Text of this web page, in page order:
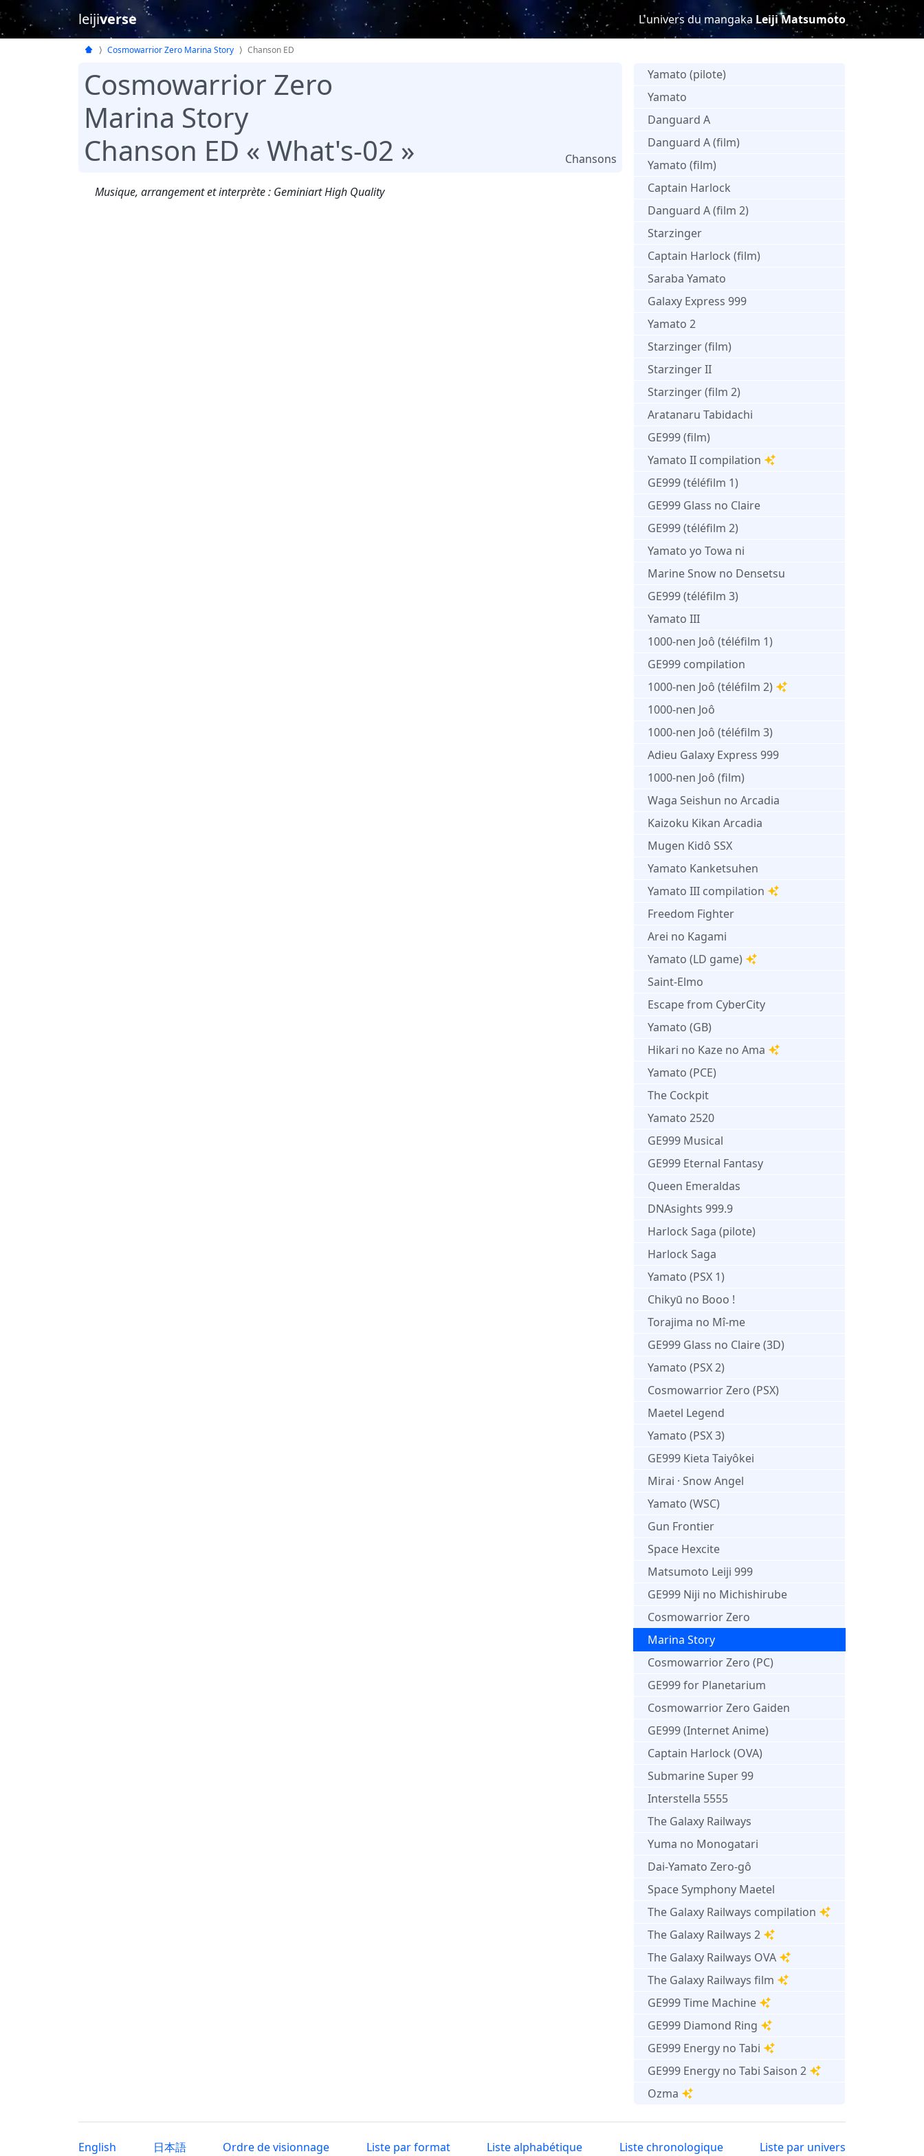
leijiverse L'univers du mangakaLeiji Matsumoto
Cosmowarrior Zero Marina Story Chanson ED
Cosmowarrior Zero
Marina Story
Chanson ED « What's-02 »
Chansons
Musique, arrangement et interprète : Geminiart High Quality
Yamato (pilote)
Yamato
Danguard A
Danguard A (film)
Yamato (film)
Captain Harlock
Danguard A (film 2)
Starzinger
Captain Harlock (film)
Saraba Yamato
Galaxy Express 999
Yamato 2
Starzinger (film)
Starzinger II
Starzinger (film 2)
Aratanaru Tabidachi
GE999 (film)
Yamato II compilation
GE999 (téléfilm 1)
GE999 Glass no Claire
GE999 (téléfilm 2)
Yamato yo Towa ni
Marine Snow no Densetsu
GE999 (téléfilm 3)
Yamato III
1000-nen Joô (téléfilm 1)
GE999 compilation
1000-nen Joô (téléfilm 2)
1000-nen Joô
1000-nen Joô (téléfilm 3)
Adieu Galaxy Express 999
1000-nen Joô (film)
Waga Seishun no Arcadia
Kaizoku Kikan Arcadia
Mugen Kidô SSX
Yamato Kanketsuhen
Yamato III compilation
Freedom Fighter
Arei no Kagami
Yamato (LD game)
Saint-Elmo
Escape from CyberCity
Yamato (GB)
Hikari no Kaze no Ama
Yamato (PCE)
The Cockpit
Yamato 2520
GE999 Musical
GE999 Eternal Fantasy
Queen Emeraldas
DNAsights 999.9
Harlock Saga (pilote)
Harlock Saga
Yamato (PSX 1)
Chikyū no Booo !
Torajima no Mî-me
GE999 Glass no Claire (3D)
Yamato (PSX 2)
Cosmowarrior Zero (PSX)
Maetel Legend
Yamato (PSX 3)
GE999 Kieta Taiyôkei
Mirai · Snow Angel
Yamato (WSC)
Gun Frontier
Space Hexcite
Matsumoto Leiji 999
GE999 Niji no Michishirube
Cosmowarrior Zero
Marina Story
Cosmowarrior Zero (PC)
GE999 for Planetarium
Cosmowarrior Zero Gaiden
GE999 (Internet Anime)
Captain Harlock (OVA)
Submarine Super 99
Interstella 5555
The Galaxy Railways
Yuma no Monogatari
Dai-Yamato Zero-gô
Space Symphony Maetel
The Galaxy Railways compilation
The Galaxy Railways 2
The Galaxy Railways OVA
The Galaxy Railways film
GE999 Time Machine
GE999 Diamond Ring
GE999 Energy no Tabi
GE999 Energy no Tabi Saison 2
Ozma
English 日本語 Ordre de visionnage Liste par format Liste alphabétique Liste chronologique Liste par univers